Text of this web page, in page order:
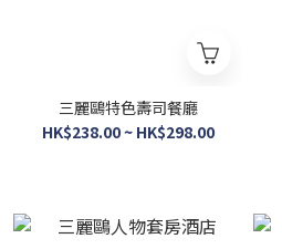
三麗鷗特色壽司餐廳
HK$238.00 ~ HK$298.00